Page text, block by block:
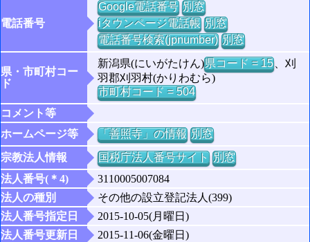
電話番号
Google電話番号 別窓
iタウンページ電話帳 別窓
電話番号検索(jpnumber) 別窓
県・市町村コー
ド
新潟県(にいがたけん)県コード = 15、刈
羽郡刈羽村(かりわむら)
市町村コード = 504
コメント等
ホームページ等
「善照寺」の情報 別窓
宗教法人情報
国税庁法人番号サイト 別窓
法人番号(＊4)
3110005007084
法人の種別
その他の設立登記法人(399)
法人番号指定日
2015-10-05(月曜日)
法人番号更新日
2015-11-06(金曜日)